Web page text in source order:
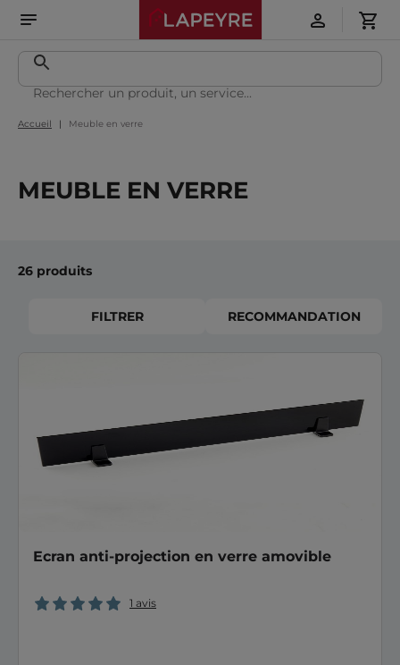
Accueil Meuble en verre
MEUBLE EN VERRE
26 produits
FILTRER RECOMMANDATION
Ecran anti-projection en verre amovible
1 avis